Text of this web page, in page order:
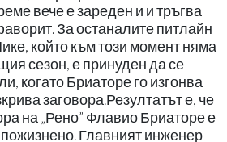
вече е зареден и и тръгва
За останалите питлайн
който към този момент няма
сезон, е принуден да се
когато Бриаторе го изгонва
заговора.Резултатът е, че
на „Рено” Флавио Бриаторе е
Главният инженер